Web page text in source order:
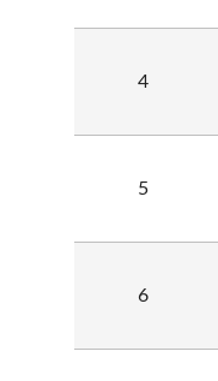
4
5
6